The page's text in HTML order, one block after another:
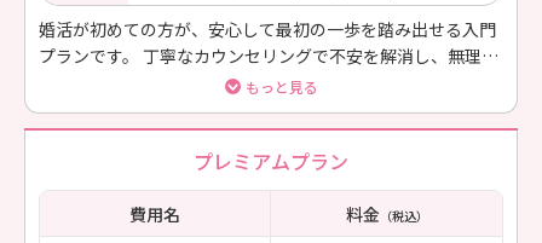
婚活が初めての方が、安心して最初の一歩を踏み出せる入門
プランです。 丁寧なカウンセリングで不安を解消し、無理の
ないペースで活動をスタート。もっと見る
プレミアムプラン
費用名 料金（税込）